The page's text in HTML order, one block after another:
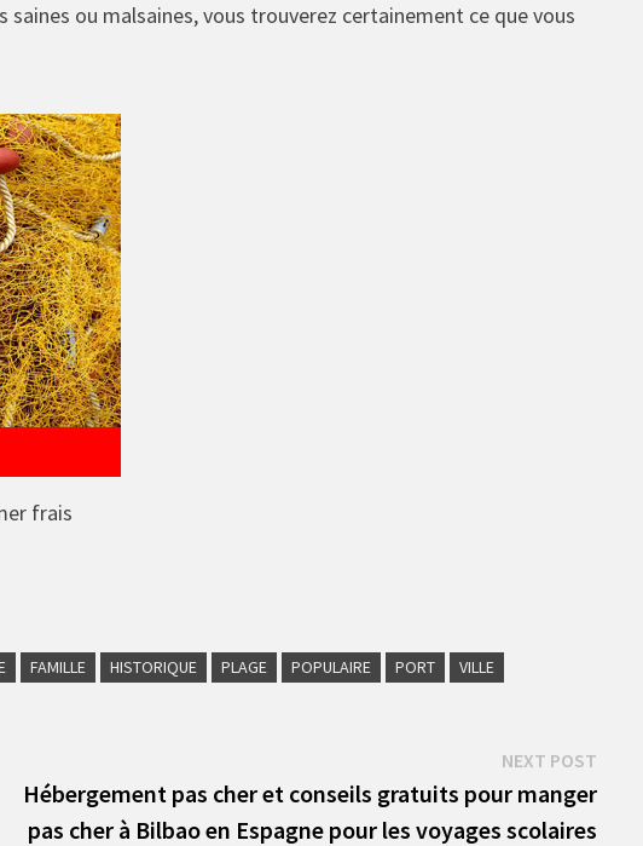
ou malsaines, vous trouverez certainement ce que vous
frais
FAMILLE HISTORIQUE PLAGE POPULAIRE PORT VILLE
NEXT POSTNext
post:
Hébergement pas cher et conseils gratuits pour manger
pas cher à Bilbao en Espagne pour les voyages scolaires